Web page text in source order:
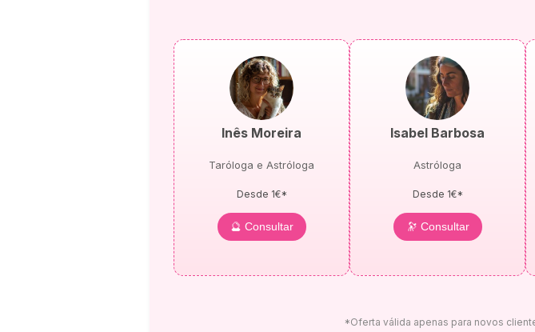
Inês Moreira
Taróloga e Astróloga
Desde 1€*
🔮 Consultar
Isabel Barbosa
Astróloga
Desde 1€*
🔭 Consultar
*Oferta válida apenas para novos